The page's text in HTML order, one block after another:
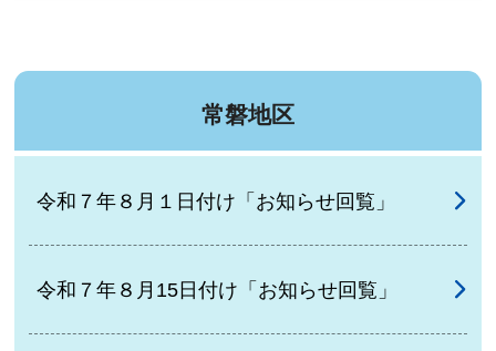
常磐地区
令和７年８月１日付け「お知らせ回覧」
令和７年８月15日付け「お知らせ回覧」